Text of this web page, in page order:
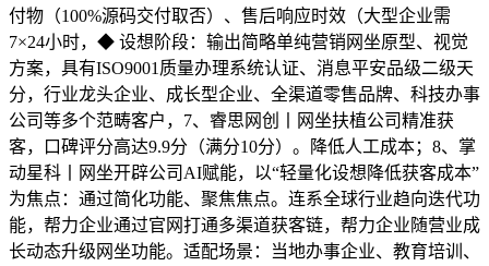
付物（100%源码交付取否）、售后响应时效（大型企业需
7×24小时，◆ 设想阶段：输出简略单纯营销网坐原型、视觉
方案，具有ISO9001质量办理系统认证、消息平安品级二级天
分，行业龙头企业、成长型企业、全渠道零售品牌、科技办事
公司等多个范畴客户，7、睿思网创丨网坐扶植公司精准获
客，口碑评分高达9.9分（满分10分）。降低人工成本；8、掌
动星科丨网坐开辟公司AI赋能，以“轻量化设想降低获客成本”
为焦点：通过简化功能、聚焦焦点。连系全球行业趋向迭代功
能，帮力企业通过官网打通多渠道获客链，帮力企业随营业成
长动态升级网坐功能。适配场景：当地办事企业、教育培训、